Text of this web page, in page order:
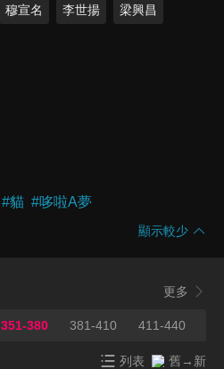
穆宣名 李世揚 梁興昌
#貓 #哆啦A夢
顯示較少
更多
351-380 381-410 411-440
列表 舊→新